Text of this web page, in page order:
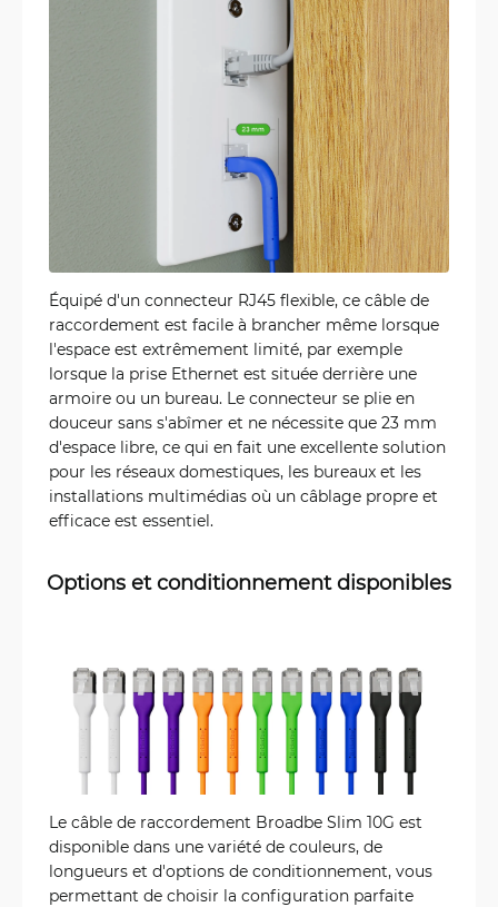
Équipé d'un connecteur RJ45 flexible, ce câble de
raccordement est facile à brancher même lorsque
l'espace est extrêmement limité, par exemple
lorsque la prise Ethernet est située derrière une
armoire ou un bureau. Le connecteur se plie en
douceur sans s'abîmer et ne nécessite que 23 mm
d'espace libre, ce qui en fait une excellente solution
pour les réseaux domestiques, les bureaux et les
installations multimédias où un câblage propre et
efficace est essentiel.
Options et conditionnement disponibles
Le câble de raccordement Broadbe Slim 10G est
disponible dans une variété de couleurs, de
longueurs et d'options de conditionnement, vous
permettant de choisir la configuration parfaite